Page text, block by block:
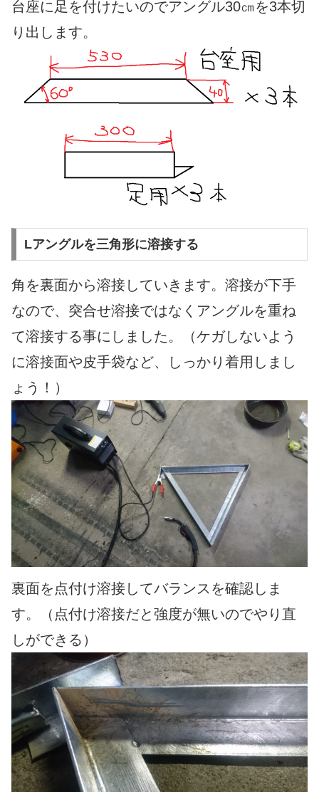
台座に足を付けたいのでアングル30㎝を3本切
り出します。
Lアングルを三角形に溶接する
角を裏面から溶接していきます。 溶接が下手
なので、突合せ溶接ではなくアングルを重ね
て溶接する事にしました。（ケガしないよう
に溶接面や皮手袋など、しっかり着用しまし
ょう！）
裏面を点付け溶接してバランスを確認しま
す。
（点付け溶接だと強度が無いのでやり直
しができる）